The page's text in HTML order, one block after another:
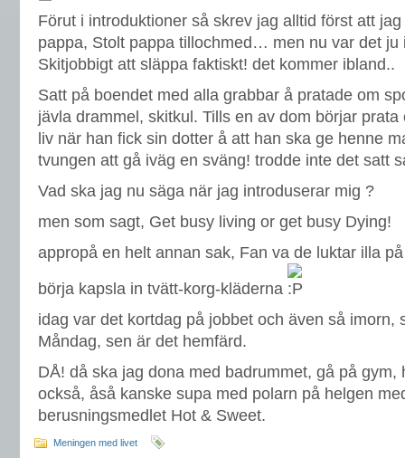
Förut i introduktioner så skrev jag alltid först att
pappa, Stolt pappa tillochmed… men nu var det ju
Skitjobbigt att släppa faktiskt! det kommer ibland..
Satt på boendet med alla grabbar å pratade om
jävla drammel, skitkul. Tills en av dom börjar
liv när han fick sin dotter å att han ska ge henne
tvungen att gå iväg en sväng! trodde inte det satt
Vad ska jag nu säga när jag introduserar mig ?
men som sagt, Get busy living or get busy Dying!
appropå en helt annan sak, Fan va de luktar illa
börja kapsla in tvätt-korg-kläderna
idag var det kortdag på jobbet och även så imorn,
Måndag, sen är det hemfärd.
DÅ! då ska jag dona med badrummet, gå på gym,
också, åså kanske supa med polarn på helgen
berusningsmedlet Hot & Sweet.
Meningen med livet